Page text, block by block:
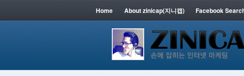
Home About zinicap(지니캡) Facebook